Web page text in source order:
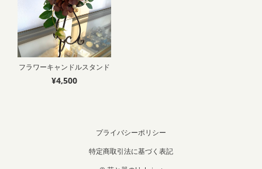
フラワーキャンドルスタンド
¥4,500
プライバシーポリシー
特定商取引法に基づく表記